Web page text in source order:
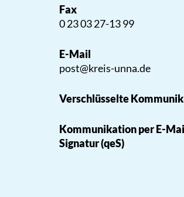
Fax
0 23 03 27-13 99
E-Mail
post@kreis-unna.de
Verschlüsselte
Kommunikation per E-
Signatur (qeS)